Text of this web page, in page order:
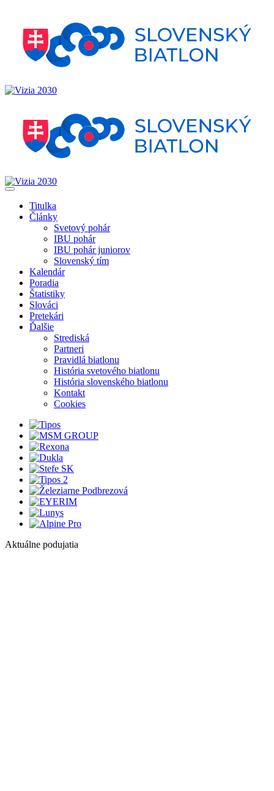
Titulka
Články
Svetový pohár
IBU pohár
IBU pohár juniorov
Slovenský tím
Kalendár
Poradia
Štatistiky
Slováci
Pretekári
Ďalšie
Strediská
Partneri
Pravidlá biatlonu
História svetového biatlonu
História slovenského biatlonu
Kontakt
Cookies
Aktuálne podujatia